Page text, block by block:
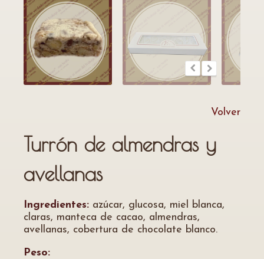
Volver
Turrón de almendras y
avellanas
Ingredientes: azúcar, glucosa, miel blanca,
claras, manteca de cacao, almendras,
avellanas, cobertura de chocolate blanco.
Peso: